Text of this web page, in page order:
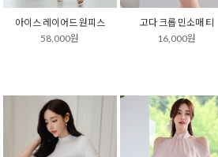
아이스 레이어드 원피스
58,000원
고다 크롭 민소매 티
16,000원